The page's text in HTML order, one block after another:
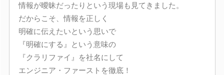
情報が曖昧だったりという現場も見てきました。
だからこそ、情報を正しく
明確に伝えたいという思いで
『明確にする』という意味の
『クラリファイ』を社名にして
エンジニア・ファーストを徹底！